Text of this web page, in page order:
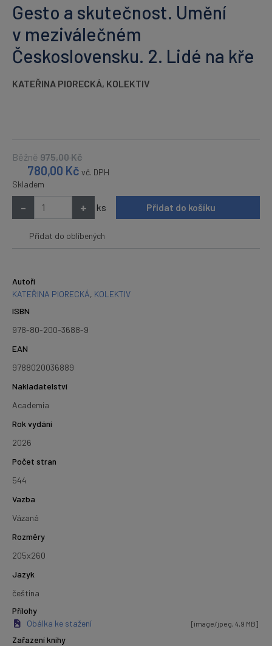
Gesto a skutečnost. Umění
v meziválečném
Československu. 2. Lidé na kře
KATEŘINA PIORECKÁ, KOLEKTIV
Běžně 975,00Kč
780,00 Kč vč. DPH
Skladem
- + ks Přidat do košíku
Přidat do oblíbených
Autoři
KATEŘINA PIORECKÁ, KOLEKTIV
ISBN
978-80-200-3688-9
EAN
9788020036889
Nakladatelství
Academia
Rok vydání
2026
Počet stran
544
Vazba
Vázaná
Rozměry
205x260
Jazyk
čeština
Přílohy
Obálka ke stažení
[image/jpeg, 4,9 MB]
Zařazení knihy